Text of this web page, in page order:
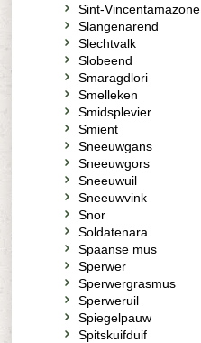
Sint-Vincentamazone
Slangenarend
Slechtvalk
Slobeend
Smaragdlori
Smelleken
Smidsplevier
Smient
Sneeuwgans
Sneeuwgors
Sneeuwuil
Sneeuwvink
Snor
Soldatenara
Spaanse mus
Sperwer
Sperwergrasmus
Sperweruil
Spiegelpauw
Spitskuifduif